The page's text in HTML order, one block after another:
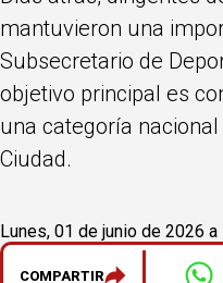
mantuvieron una
Subsecretario de
objetivo principal es
una categoría
Ciudad.
Lunes, 01 de junio de 2026 a
COMPARTIR